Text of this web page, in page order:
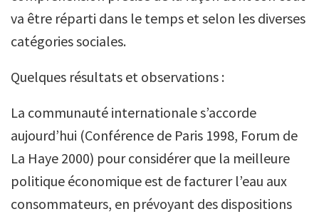
va être réparti dans le temps et selon les diverses
catégories sociales.
Quelques résultats et observations :
La communauté internationale s’accorde
aujourd’hui (Conférence de Paris 1998, Forum de
La Haye 2000) pour considérer que la meilleure
politique économique est de facturer l’eau aux
consommateurs, en prévoyant des dispositions